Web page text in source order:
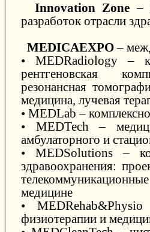
Innovation Zone –
разработок отрасли
MEDICAEXPO–
• MEDRadiology –
рентгеновская
резонансная
медицина, лучевая
• MEDLab –
• MEDTech –
амбулаторного и
• MEDSolutions –
здравоохранения:
медицине
•
физиотерапии и